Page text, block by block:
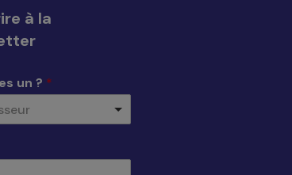
à la
un ? *